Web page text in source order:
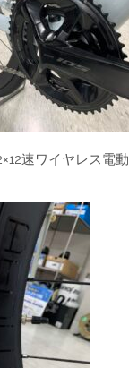
速ワイヤレス電